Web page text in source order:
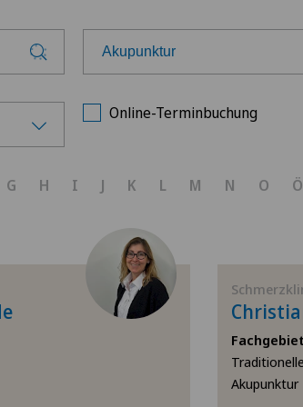
Akupunktur
Adipositas und Übergewicht
Akromioplastik
Akupunktur
Allergologie und Immunologie
Online-Terminbuchung
G H I J K L M N O Ö
Akupunktur